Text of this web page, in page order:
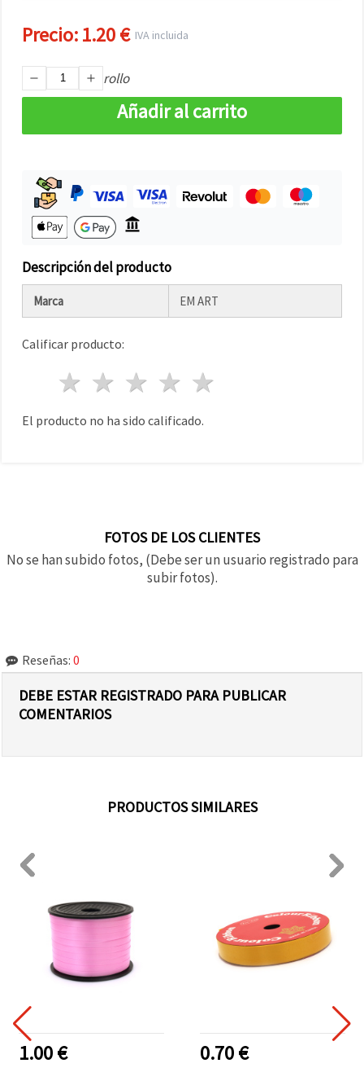
Precio:1.20 €IVA incluida
rollo
Añadir al carrito
Descripción del producto
Marca EM ART
Calificar producto:
4 estrellas
3 estrellas
2 estrellas
1 estrella
El producto no ha sido calificado.
FOTOS DE LOS CLIENTES
No se han subido fotos, (Debe ser un usuario registrado para
subir fotos).
Reseñas: 0
DEBE ESTAR REGISTRADO PARA PUBLICAR
COMENTARIOS
PRODUCTOS SIMILARES
1.00 € 0.70 €